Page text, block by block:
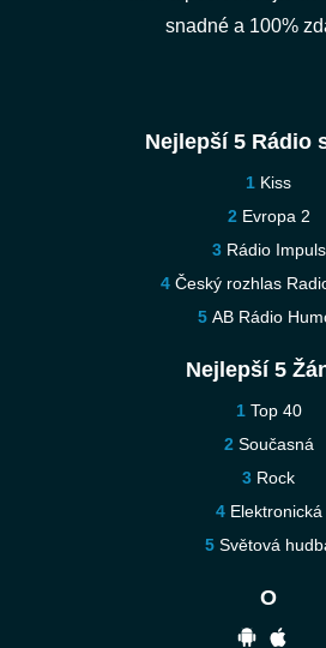
snadné a 100%
Nejlepší 5 Rádio
Kiss
Evropa 2
Rádio Impuls
Český rozhlas
AB Rádio
Nejlepší 5
Top 40
Současná
Rock
Elektronická
Světová
O